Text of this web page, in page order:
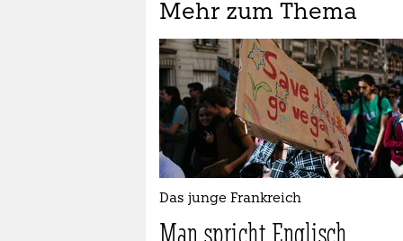
Mehr zum Thema
Das junge Frankreich